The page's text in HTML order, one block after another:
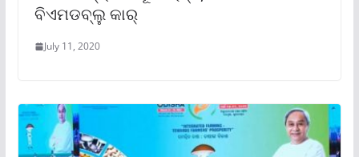
ବିଏମଡବ୍ଲୁ କାର୍
July 11, 2020